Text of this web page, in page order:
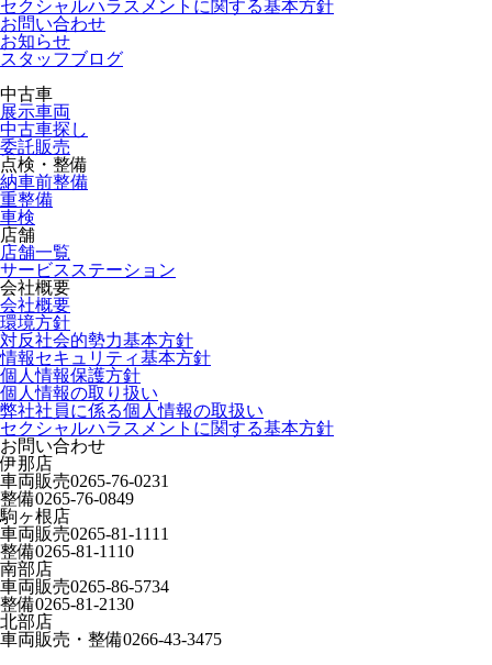
セクシャルハラスメントに関する基本方針
お問い合わせ
お知らせ
スタッフブログ
中古車
展示車両
中古車探し
委託販売
点検・整備
納車前整備
重整備
車検
店舗
店舗一覧
サービスステーション
会社概要
会社概要
環境方針
対反社会的勢力基本方針
情報セキュリティ基本方針
個人情報保護方針
個人情報の取り扱い
弊社社員に係る個人情報の取扱い
セクシャルハラスメントに関する基本方針
お問い合わせ
伊那店
車両販売0265-76-0231
整備0265-76-0849
駒ヶ根店
車両販売0265-81-1111
整備0265-81-1110
南部店
車両販売0265-86-5734
整備0265-81-2130
北部店
車両販売・整備0266-43-3475